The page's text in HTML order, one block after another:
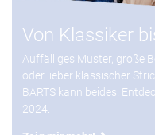
Von Klassiker
Auffälliges Muster, große
oder lieber klassischer
BARTS kann beides!
2024.